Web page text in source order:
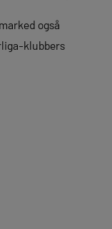
også
klubbers